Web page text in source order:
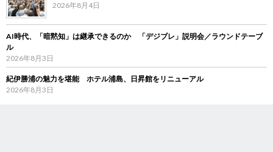
2026年8月4日
AI時代、「暗黙知」は継承できるのか 「デジブレ」説明会／ラウンドテーブ
ル
2026年8月3日
紀伊勝浦の魅力を堪能 ホテル浦島、日昇館をリニューアル
2026年8月3日